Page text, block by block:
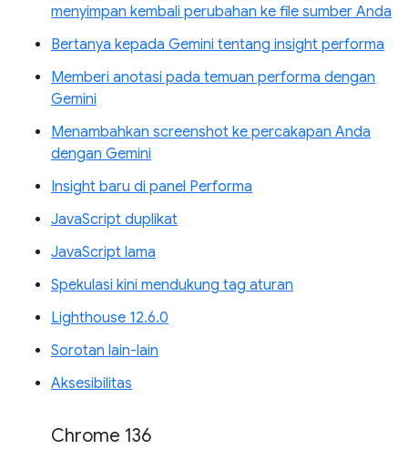
menyimpan kembali perubahan ke file sumber Anda
Bertanya kepada Gemini tentang insight performa
Memberi anotasi pada temuan performa dengan
Gemini
Menambahkan screenshot ke percakapan Anda
dengan Gemini
Insight baru di panel Performa
JavaScript duplikat
JavaScript lama
Spekulasi kini mendukung tag aturan
Lighthouse 12.6.0
Sorotan lain-lain
Aksesibilitas
Chrome 136